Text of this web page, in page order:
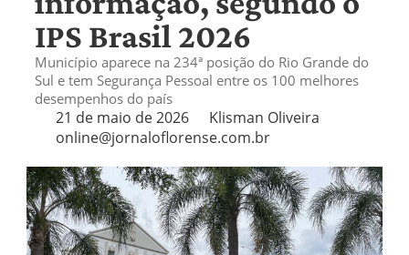
IPS Brasil 2026
Município aparece na 234ª posição do Rio Grande do
Sul e tem Segurança Pessoal entre os 100 melhores
desempenhos do país
21 de maio de 2026
Klisman Oliveira
online@jornaloflorense.com.br